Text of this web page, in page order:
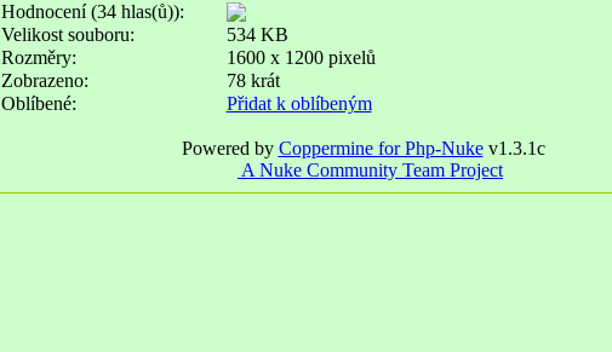
Hodnocení (34 hlas(ů)):
Velikost souboru:
534 KB
Rozměry:
1600 x 1200 pixelů
Zobrazeno:
78 krát
Oblíbené:
Přidat k oblíbeným
Powered by Coppermine for Php-Nukev1.3.1c
A Nuke Community Team Project